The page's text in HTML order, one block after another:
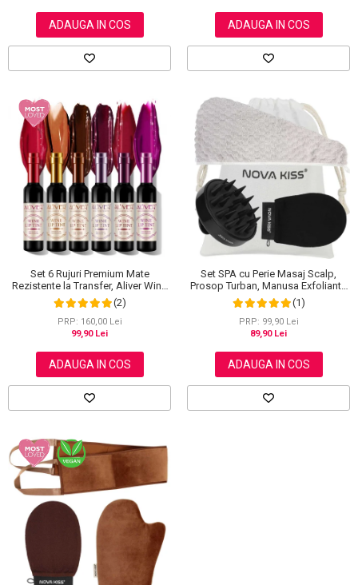
ADAUGA IN COS ADAUGA IN COS
Set 6 Rujuri Premium Mate
Rezistente la Transfer, Aliver Wine
Lip Tint Waterproof, 7 g X 6 buc
(2)
PRP: 160,00 Lei
99,90 Lei
ADAUGA IN COS
Set SPA cu Perie Masaj Scalp,
Prosop Turban, Manusa Exfolianta
si Saculet din Bumbac, NOVA
KISS®
(1)
PRP: 99,90 Lei
89,90 Lei
ADAUGA IN COS